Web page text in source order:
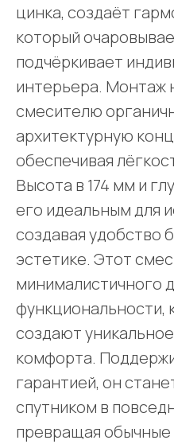
цинка, создаёт
который
подчёркивает
интерьера. Монтаж
смесителю
архитектурную
обеспечивая
Высота в 174 мм и
его идеальным для
создавая удобство
эстетике. Этот
минималистичного
функциональности,
создают
комфорта.
гарантией, он
спутником в
превращая обычные